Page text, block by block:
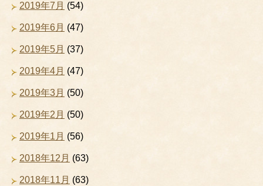
2019年7月 (54)
2019年6月 (47)
2019年5月 (37)
2019年4月 (47)
2019年3月 (50)
2019年2月 (50)
2019年1月 (56)
2018年12月 (63)
2018年11月 (63)